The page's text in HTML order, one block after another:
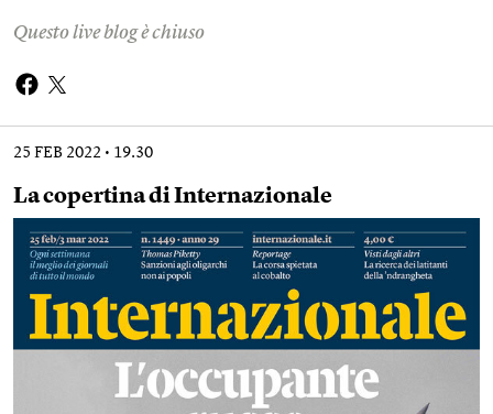
Questo live blog è chiuso
25 FEB 2022 19.30
La copertina di Internazionale